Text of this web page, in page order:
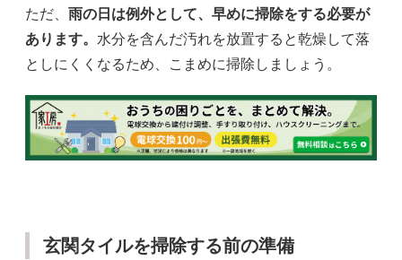
ただ、 雨の日は例外として、早めに掃除をする必要が
あります。 水分を含んだ汚れを放置すると乾燥して落
としにくくなるため、こまめに掃除しましょう。
玄関タイルを掃除する前の準備